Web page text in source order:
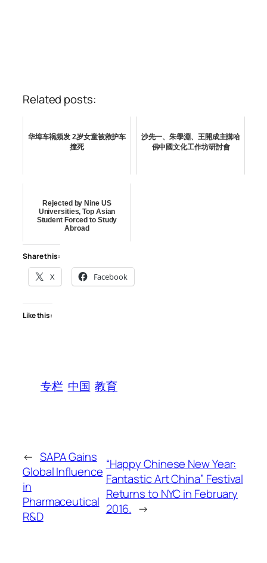
Related posts:
华埠车祸频发 2岁女童被救护车
撞死
沙先一、朱學淵、王開成主講哈
佛中國文化工作坊研討會
Rejected by Nine US
Universities, Top Asian
Student Forced to Study
Abroad
Share this:
X Facebook
Like this:
专栏 中国 教育
← SAPA Gains
Global Influence
in
Pharmaceutical
R&D
“Happy Chinese New Year:
Fantastic Art China” Festival
Returns to NYC in February
2016. →